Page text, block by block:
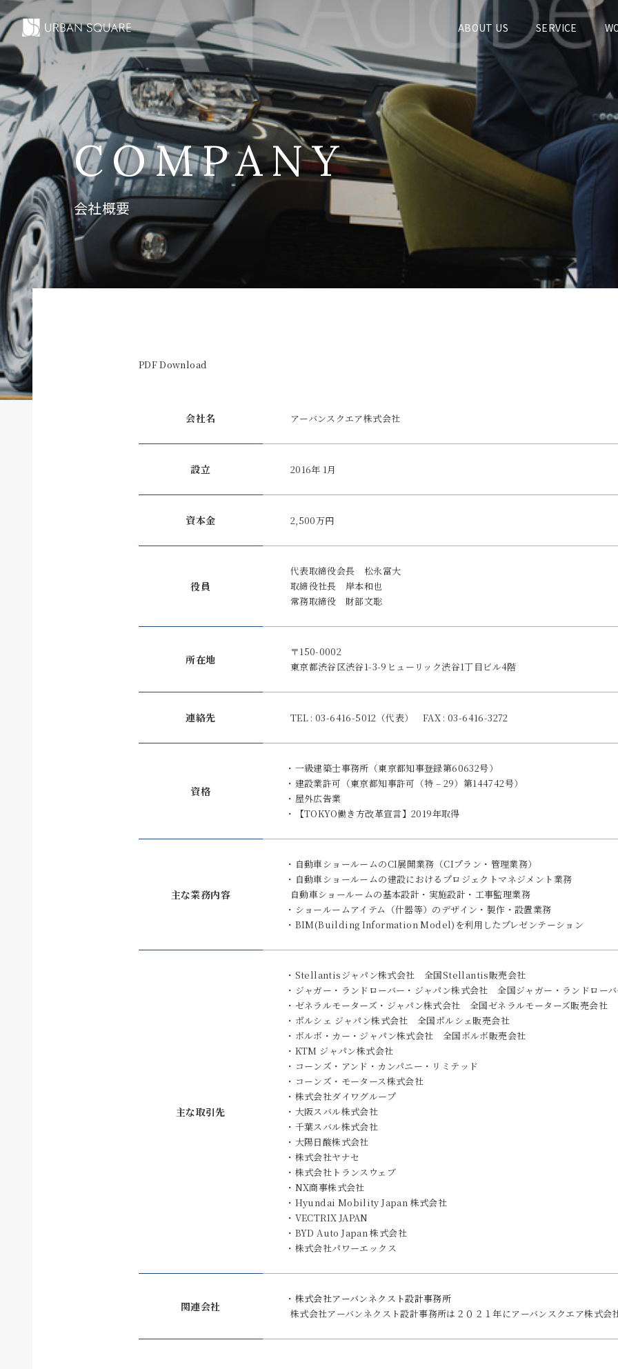
ABOUT US SERVICE
COMPANY
会社概要
PDF Download
会社名 アーバンスクエア株式会社
設立 2016年 1月
資本金 2,500万円
役員
代表取締役会長 松永富大
取締役社長 岸本和也
常務取締役 財部文聡
所在地
〒150-0002
東京都渋谷区渋谷1-3-9ヒューリック渋谷1丁目ビル4階
連絡先 TEL : 03-6416-5012（代表） FAX : 03-6416-3272
資格
一級建築士事務所（東京都知事登録第60632号）
建設業許可（東京都知事許可（特 – 29）第144742号）
屋外広告業
【TOKYO働き方改革宣言】2019年取得
主な業務内容
自動車ショールームのCI展開業務（CIプラン・管理業務）
自動車ショールームの建設におけるプロジェクトマネジメント業務
自動車ショールームの基本設計・実施設計・工事監理業務
ショールームアイテム（什器等）のデザイン・製作・設置業務
BIM(Building Information Model)を利用したプレゼンテーション
主な取引先
Stellantis ジャパン株式会社 全国Stellantis販売会社
ジャガー・ランドローバー・ジャパン株式会社 全国ジャガー・ランドロー
ゼネラルモーターズ・ジャパン株式会社 全国ゼネラルモーターズ販売会社
ポルシェ ジャパン株式会社 全国ポルシェ販売会社
ボルボ・カー・ジャパン株式会社 全国ボルボ販売会社
KTM ジャパン株式会社
コーンズ・アンド・カンパニー・リミテッド
コーンズ・モータース株式会社
株式会社ダイワグループ
大阪スバル株式会社
千葉スバル株式会社
大陽日酸株式会社
株式会社ヤナセ
株式会社トランスウェブ
NX商事株式会社
Hyundai Mobility Japan 株式会社
VECTRIX JAPAN
BYD Auto Japan 株式会社
株式会社パワーエックス
関連会社
株式会社アーバンネクスト設計事務所
株式会社アーバンネクスト設計事務所は２０２１年にアーバンスクエア株式会